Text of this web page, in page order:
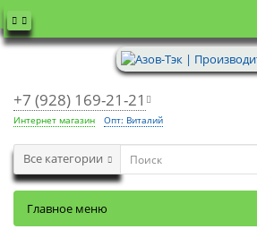
+7 (928) 169-21-21
Интернет магазин Опт: Виталий
Все категории
Главное меню